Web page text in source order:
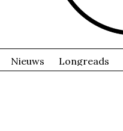
Nieuws Longreads